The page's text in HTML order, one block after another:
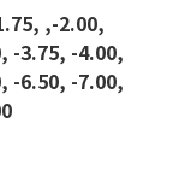
,-2.00,
-3.75, -4.00,
-6.50, -7.00,